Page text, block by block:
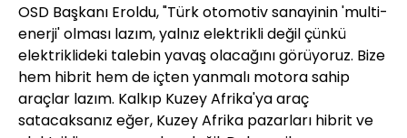
OSD Başkanı Eroldu, "Türk otomotiv sanayinin 'multi-
enerji' olması lazım, yalnız elektrikli değil çünkü
elektriklideki talebin yavaş olacağını görüyoruz. Bize
hem hibrit hem de içten yanmalı motora sahip
araçlar lazım. Kalkıp Kuzey Afrika'ya araç
satacaksanız eğer, Kuzey Afrika pazarları hibrit ve